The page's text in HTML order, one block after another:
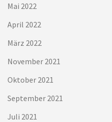
Mai 2022
April 2022
März 2022
November 2021
Oktober 2021
September 2021
Juli 2021